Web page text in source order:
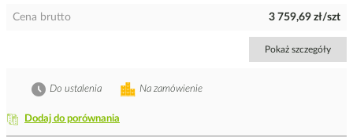
Cena brutto 3 759,69 zł/szt
Pokaż szczegóły
Dodaj do porównania
Na zamówienie
Do ustalenia